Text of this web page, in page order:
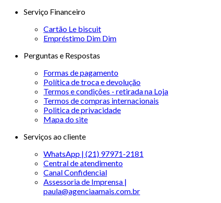
Serviço Financeiro
Cartão Le biscuit
Empréstimo Dim Dim
Perguntas e Respostas
Formas de pagamento
Política de troca e devolução
Termos e condições - retirada na Loja
Termos de compras internacionais
Politica de privacidade
Mapa do site
Serviços ao cliente
WhatsApp | (21) 97971-2181
Central de atendimento
Canal Confidencial
Assessoria de Imprensa |
paula@agenciaamais.com.br